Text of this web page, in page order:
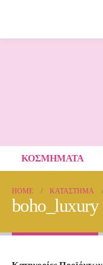
ΚΟΣΜΗΜΑΤΑ
HOME ΚΑΤΆΣΤΗΜΑ
boho_luxury